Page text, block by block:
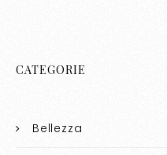
CATEGORIE
Bellezza